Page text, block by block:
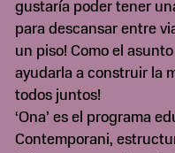
gustaría poder tener
para descansar entre
un piso! Como el
ayudarla a construir la
todos juntos!
‘Ona’ es el programa
Contemporani,